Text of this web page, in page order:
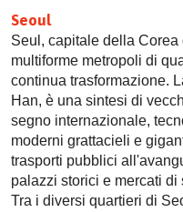
Seoul
Seul, capitale della
multiforme metropoli di
continua trasformazione.
Han, è una sintesi di
segno internazionale,
moderni grattacieli e
trasporti pubblici
palazzi storici e mercati di
Tra i diversi quartieri di